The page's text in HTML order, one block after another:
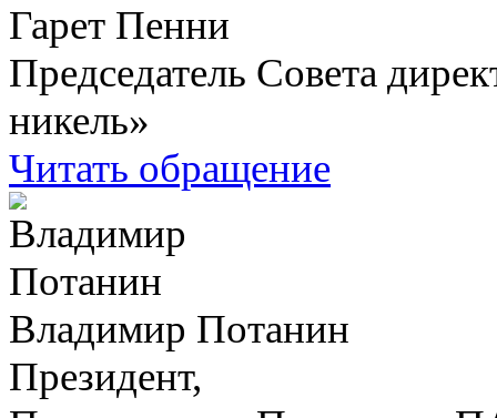
Гарет Пенни
Председатель Совета
никель»
Читать обращение
Владимир Потанин
Президент,